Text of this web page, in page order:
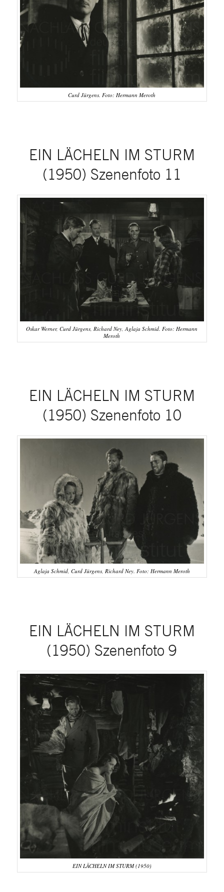
Curd Jürgens. Foto: Hermann Meroth
EIN LÄCHELN IM STURM
(1950) Szenenfoto 11
Oskar Werner, Curd Jürgens, Richard Ney, Aglaja Schmid. Foto: Hermann
Meroth
EIN LÄCHELN IM STURM
(1950) Szenenfoto 10
Aglaja Schmid, Curd Jürgens, Richard Ney. Foto: Hermann Meroth
EIN LÄCHELN IM STURM
(1950) Szenenfoto 9
EIN LÄCHELN IM STURM (1950)